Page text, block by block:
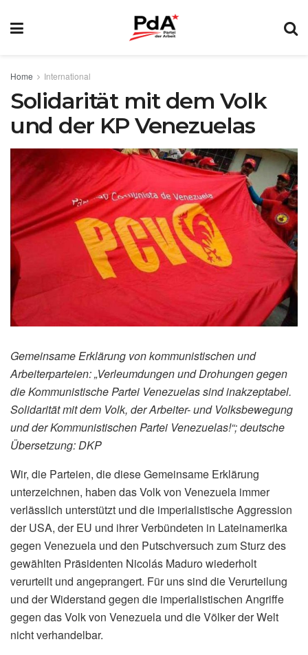
Home International
Solidarität mit dem Volk
und der KP Venezuelas
Gemeinsame Erklärung von kommunistischen und
Arbeiterparteien: „Verleumdungen und Drohungen gegen
die Kommunistische Partei Venezuelas sind inakzeptabel.
Solidarität mit dem Volk, der Arbeiter- und Volksbewegung
und der Kommunistischen Partei Venezuelas!“; deutsche
Übersetzung: DKP
Wir, die Parteien, die diese Gemeinsame Erklärung
unterzeichnen, haben das Volk von Venezuela immer
verlässlich unterstützt und die imperialistische Aggression
der USA, der EU und ihrer Verbündeten in Lateinamerika
gegen Venezuela und den Putschversuch zum Sturz des
gewählten Präsidenten Nicolás Maduro wiederholt
verurteilt und angeprangert. Für uns sind die Verurteilung
und der Widerstand gegen die imperialistischen Angriffe
gegen das Volk von Venezuela und die Völker der Welt
nicht verhandelbar.